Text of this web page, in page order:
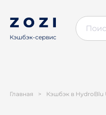
Кэшбэк-сервис
Главная > Кэшбэк в HydroBlu